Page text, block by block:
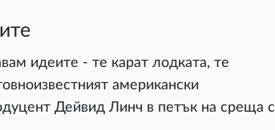
идеите - те карат лодката, те
американски
Дейвид Линч в петък на среща с